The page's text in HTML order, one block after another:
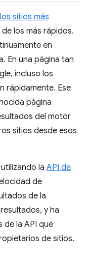
sitios más
los más rápidos.
en
En una página tan
incluso los
rápidamente. Ese
página
del motor
sitios desde esos
la API de
de
de la
y ha
de la API que
de sitios.